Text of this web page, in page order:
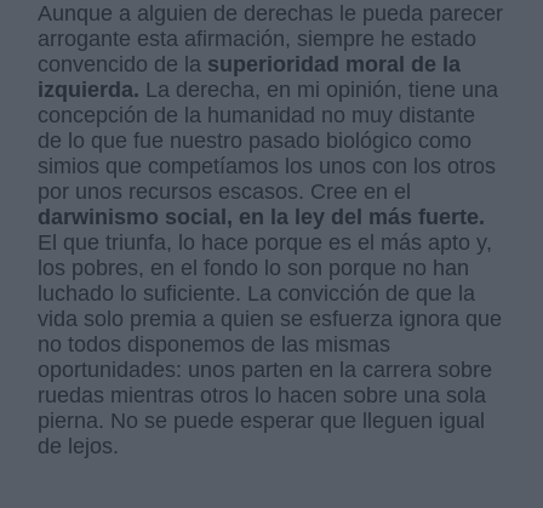
Aunque a alguien de derechas le pueda parecer
arrogante esta afirmación, siempre he estado
convencido de la superioridad moral de la
izquierda. La derecha, en mi opinión, tiene una
concepción de la humanidad no muy distante
de lo que fue nuestro pasado biológico como
simios que competíamos los unos con los otros
por unos recursos escasos. Cree en el
darwinismo social, en la ley del más fuerte.
El que triunfa, lo hace porque es el más apto y,
los pobres, en el fondo lo son porque no han
luchado lo suficiente. La convicción de que la
vida solo premia a quien se esfuerza ignora que
no todos disponemos de las mismas
oportunidades: unos parten en la carrera sobre
ruedas mientras otros lo hacen sobre una sola
pierna. No se puede esperar que lleguen igual
de lejos.